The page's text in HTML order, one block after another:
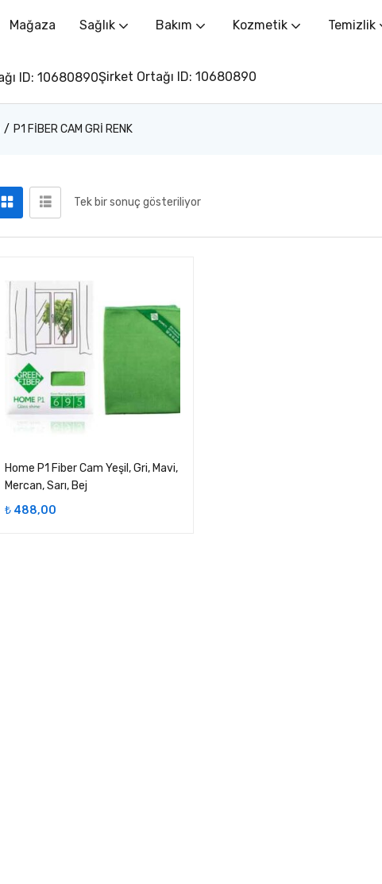
Mağaza Sağlık Bakım Kozmetik Temizlik
Şirket Ortağı ID: 10680890
P1 FİBER CAM GRİ RENK
Tek bir sonuç gösteriliyor
Home P1 Fiber Cam Yeşil, Gri, Mavi,
Mercan, Sarı, Bej
₺ 488,00